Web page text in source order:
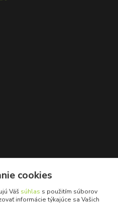
cookies
Váš súhlas s použitím súborov
informácie týkajúce sa Vašich